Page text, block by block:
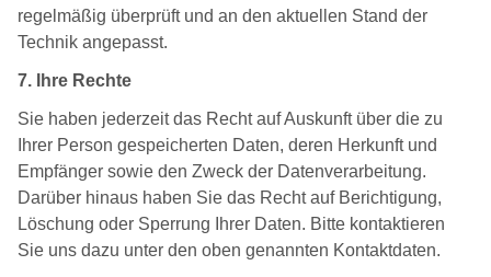
regelmäßig überprüft und an den aktuellen Stand der
Technik angepasst.
7. Ihre Rechte
Sie haben jederzeit das Recht auf Auskunft über die zu
Ihrer Person gespeicherten Daten, deren Herkunft und
Empfänger sowie den Zweck der Datenverarbeitung.
Darüber hinaus haben Sie das Recht auf Berichtigung,
Löschung oder Sperrung Ihrer Daten. Bitte kontaktieren
Sie uns dazu unter den oben genannten Kontaktdaten.